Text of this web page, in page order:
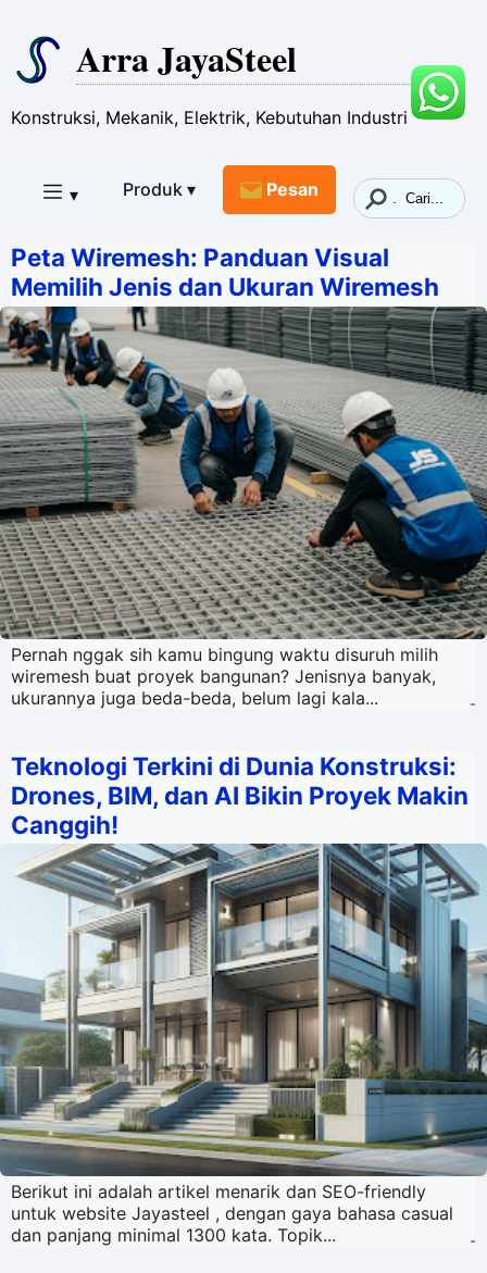
Arra JayaSteel
Konstruksi, Mekanik, Elektrik, Kebutuhan Industri
▾ Produk ▾ Pesan
Peta Wiremesh: Panduan Visual
Memilih Jenis dan Ukuran Wiremesh
Pernah nggak sih kamu bingung waktu disuruh milih
wiremesh buat proyek bangunan? Jenisnya banyak,
ukurannya juga beda-beda, belum lagi kala...
-
Teknologi Terkini di Dunia Konstruksi:
Drones, BIM, dan AI Bikin Proyek Makin
Canggih!
Berikut ini adalah artikel menarik dan SEO-friendly
untuk website Jayasteel , dengan gaya bahasa casual
dan panjang minimal 1300 kata. Topik...
-